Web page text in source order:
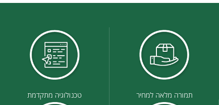
תמורה מלאה למחיר טכנולוגיה מתקדמת